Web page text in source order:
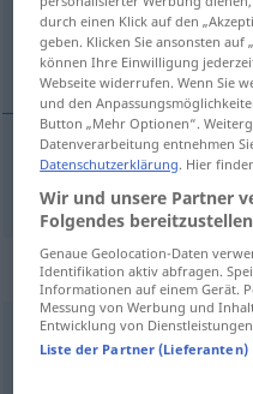
(Für mehr Details die
probable
voraussichtlich
Synonyme
vermutlich,wahrscheinlich
durch einen Klick auf den
geben. Klicken Sie ansonsten
können Ihre Einwilligung
Webseite widerrufen. Wenn Sie
und den
Button „Mehr Optionen“.
Datenverarbeitung entnehmen
Datenschutzerklärung. Hier
Wir und unsere Partner
Folgendes
Genaue Geolocation-Daten
Identifikation aktiv abfragen.
Informationen auf einem Gerät.
Messung von Werbung und
Entwicklung von
Liste der Partner (Lieferanten)